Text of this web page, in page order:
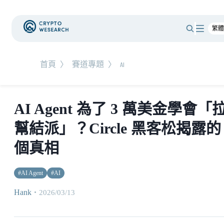
首頁 〉 賽道專題 〉 AI
AI Agent 為了 3 萬美金學會「
幫結派」？Circle 黑客松揭露的
個真相
#AI Agent #AI
Hank ・ 2026/03/13